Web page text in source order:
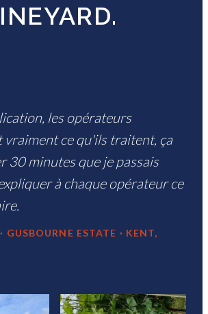
les opérateurs
vraiment ce qu'ils traitent, ça
30 minutes que je passais
à chaque opérateur ce
GUSBOURNE ESTATE · KENT,